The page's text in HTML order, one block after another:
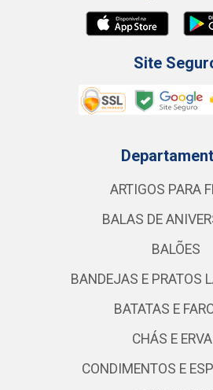
Site
ARTIGOS PARA
BALAS DE
BALÕES
BANDEJAS E PRATOS
BATATAS E
CHÁS E
CONDIMENTOS E